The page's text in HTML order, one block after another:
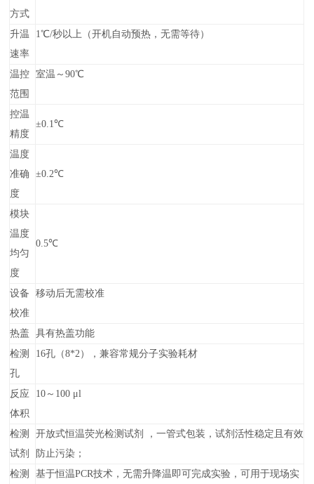
方式
升温
速率
1℃/秒以上（开机自动预热，无需等待）
温控
范围
室温～90℃
控温
精度
±0.1℃
温度
准确
度
±0.2℃
模块
温度
均匀
度
0.5℃
设备
校准
移动后无需校准
热盖
具有热盖功能
检测
孔
16孔（8*2），兼容常规分子实验耗材
反应
体积
10～100 μl
检测
试剂
开放式恒温荧光检测试剂 ，一管式包装，试剂活性稳定且有效
防止污染；
检测
基于恒温PCR技术，无需升降温即可完成实验，可用于现场实